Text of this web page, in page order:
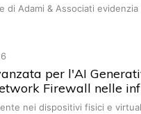
di Adami & Associati
per l'AI
Firewall nelle
nei dispositivi fisici e